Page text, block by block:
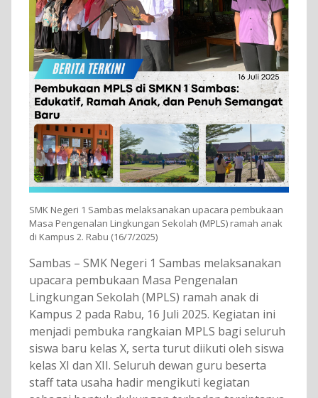
SMK Negeri 1 Sambas melaksanakan upacara pembukaan
Masa Pengenalan Lingkungan Sekolah (MPLS) ramah anak
di Kampus 2. Rabu (16/7/2025)
Sambas – SMK Negeri 1 Sambas melaksanakan
upacara pembukaan Masa Pengenalan
Lingkungan Sekolah (MPLS) ramah anak di
Kampus 2 pada Rabu, 16 Juli 2025. Kegiatan ini
menjadi pembuka rangkaian MPLS bagi seluruh
siswa baru kelas X, serta turut diikuti oleh siswa
kelas XI dan XII. Seluruh dewan guru beserta
staff tata usaha hadir mengikuti kegiatan